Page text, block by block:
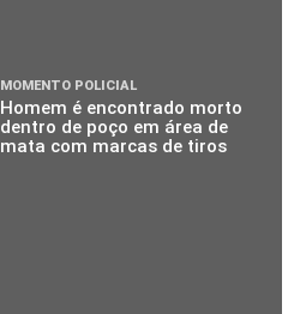
MOMENTO POLICIAL
Homem é encontrado morto
dentro de poço em área de
mata com marcas de tiros